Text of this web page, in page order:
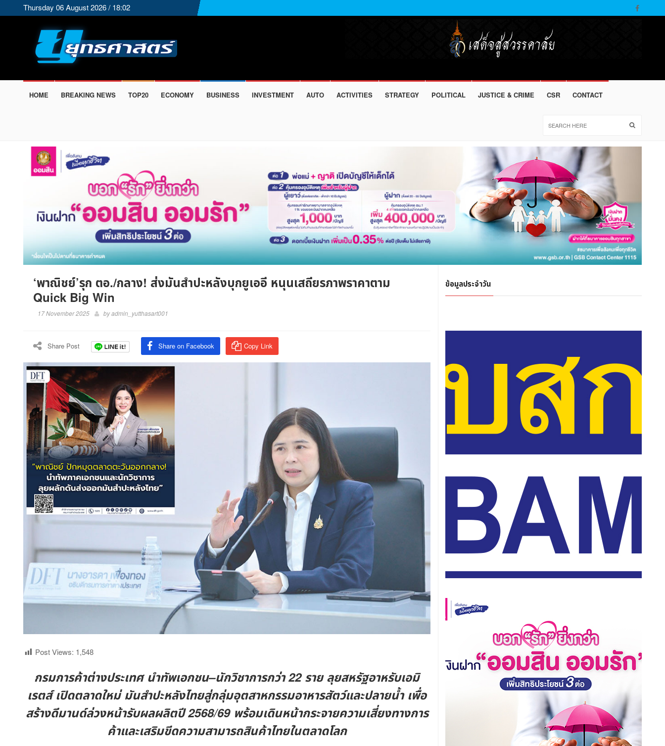
Thursday 06 August 2026 / 18:02
HOME BREAKING NEWS TOP20 ECONOMY BUSINESS INVESTMENT AUTO ACTIVITIES STRATEGY POLITICAL JUSTICE & CRIME CSR CONTACT
‘พาณิชย์’รุก ตอ./กลาง! ส่งมันสำปะหลังบุกยูเออี หนุนเสถียรภาพราคาตาม
Quick Big Win
17 November 2025 byadmin_yutthasart001
Share Post Share on Facebook Copy Link
Post Views: 1,548
กรมการค้าต่างประเทศ นำทัพเอกชน–นักวิชาการกว่า 22 ราย ลุยสหรัฐอาหรับเอมิ
เรตส์ เปิดตลาดใหม่ มันสำปะหลังไทยสู่กลุ่มอุตสาหกรรมอาหารสัตว์และปลายน้ำ เพื่อ
สร้างดีมานด์ล่วงหน้ารับผลผลิตปี 2568/69 พร้อมเดินหน้ากระจายความเสี่ยงทางการ
ค้าและเสริมขีดความสามารถสินค้าไทยในตลาดโลก
ข้อมูลประจำวัน